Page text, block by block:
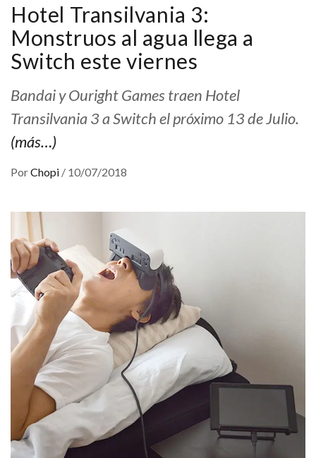
Hotel Transilvania 3:
Monstruos al agua llega a
Switch este viernes
Bandai y Ouright Games traen Hotel
Transilvania 3 a Switch el próximo 13 de Julio.
(más…)
PorChopi / 10/07/2018